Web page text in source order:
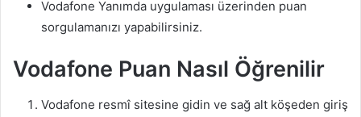
Vodafone Yanımda uygulaması üzerinden puan
sorgulamanızı yapabilirsiniz.
Vodafone Puan Nasıl Öğrenilir
Vodafone resmî sitesine gidin ve sağ alt köşeden giriş